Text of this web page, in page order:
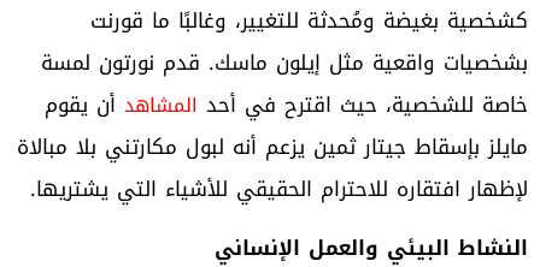
كشخصية بغيضة ومُحدثة للتغيير، وغالبًا ما قورنت
بشخصيات واقعية مثل إيلون ماسك. قدم نورتون لمسة
خاصة للشخصية، حيث اقترح في أحد المشاهد أن يقوم
مايلز بإسقاط جيتار ثمين يزعم أنه لبول مكارتني بلا مبالاة
لإظهار افتقاره للاحترام الحقيقي للأشياء التي يشتريها.
النشاط البيئي والعمل الإنساني